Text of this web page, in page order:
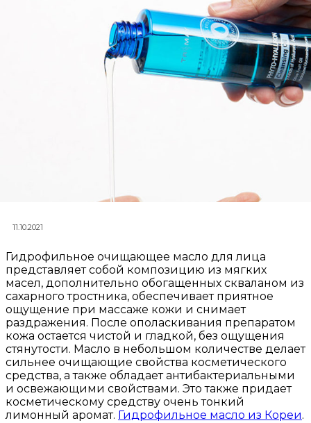
11.10.2021
Гидрофильное очищающее масло для лица
представляет собой композицию из мягких
масел, дополнительно обогащенных скваланом из
сахарного тростника, обеспечивает приятное
ощущение при массаже кожи и снимает
раздражения. После ополаскивания препаратом
кожа остается чистой и гладкой, без ощущения
стянутости. Масло в небольшом количестве делает
сильнее очищающие свойства косметического
средства, а также обладает антибактериальными
и освежающими свойствами. Это также придает
косметическому средству очень тонкий
лимонный аромат. Гидрофильное масло из Кореи.